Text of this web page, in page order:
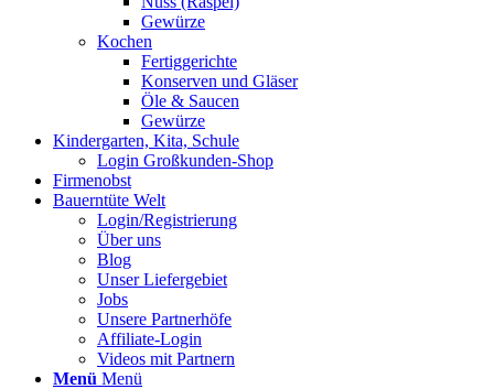
Gewürze
Kochen
Fertiggerichte
Konserven und Gläser
Öle & Saucen
Gewürze
Kindergarten, Kita, Schule
Login Großkunden-Shop
Firmenobst
Bauerntüte Welt
Login/Registrierung
Über uns
Blog
Unser Liefergebiet
Jobs
Unsere Partnerhöfe
Affiliate-Login
Videos mit Partnern
Menü Menü